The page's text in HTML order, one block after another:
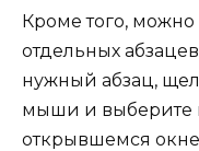
Кроме того, можно
отдельных
нужный абзац,
мыши и выберите
открывшемся